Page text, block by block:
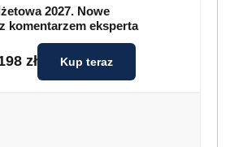
2027. Nowe
komentarzem eksperta
zł Kup teraz